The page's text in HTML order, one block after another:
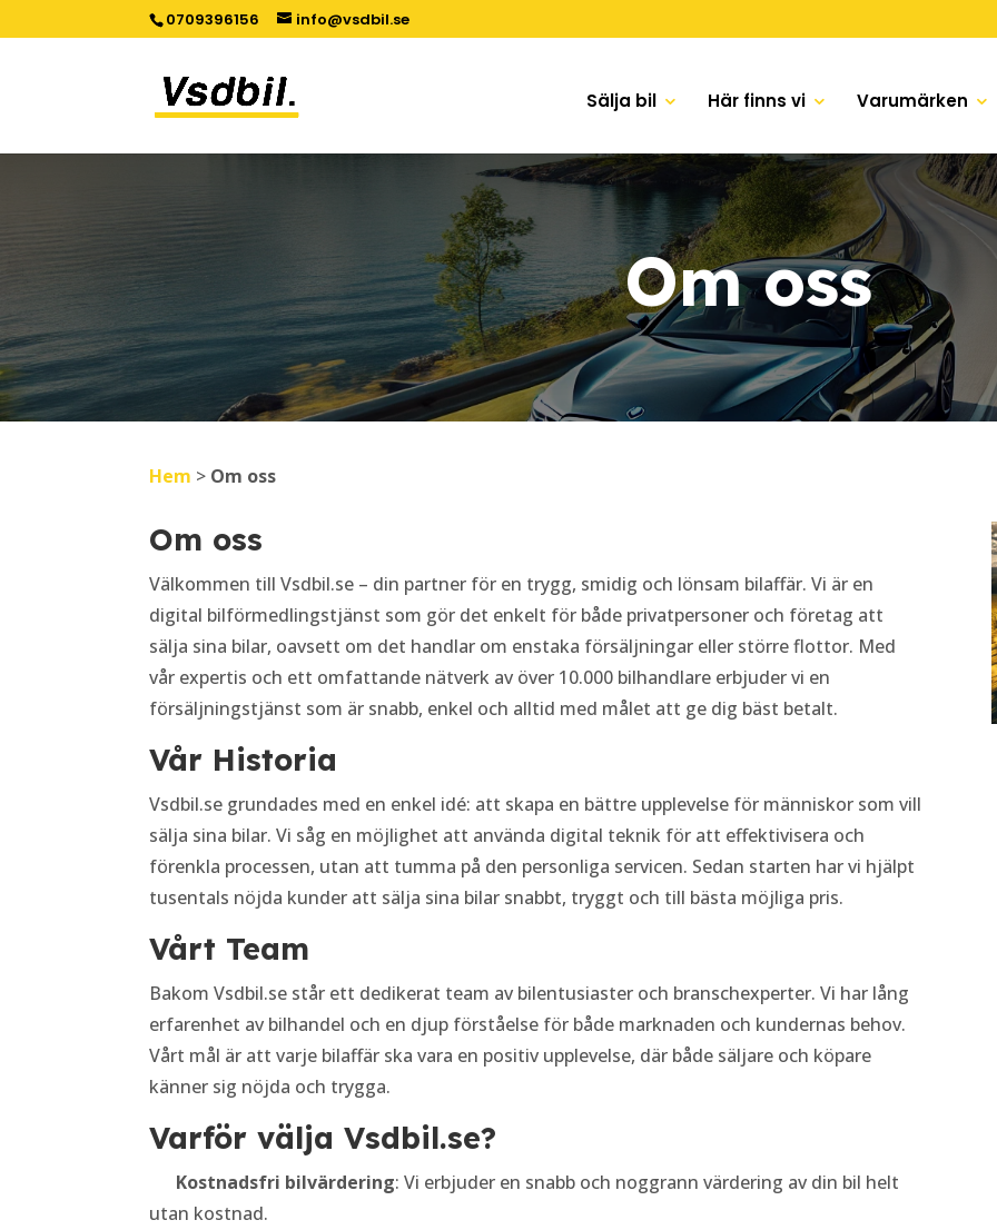
0709396156 info@vsdbil.se
Sälja bil Här finns vi Varumärken
Om oss
Hem > Om oss
Om oss
Välkommen till Vsdbil.se – din partner för en trygg, smidig och lönsam bilaffär. Vi är en
digital bilförmedlingstjänst som gör det enkelt för både privatpersoner och företag att
sälja sina bilar, oavsett om det handlar om enstaka försäljningar eller större flottor. Med
vår expertis och ett omfattande nätverk av över 10.000 bilhandlare erbjuder vi en
försäljningstjänst som är snabb, enkel och alltid med målet att ge dig bäst betalt.
Vår Historia
Vsdbil.se grundades med en enkel idé: att skapa en bättre upplevelse för människor som vill
sälja sina bilar. Vi såg en möjlighet att använda digital teknik för att effektivisera och
förenkla processen, utan att tumma på den personliga servicen. Sedan starten har vi hjälpt
tusentals nöjda kunder att sälja sina bilar snabbt, tryggt och till bästa möjliga pris.
Vårt Team
Bakom Vsdbil.se står ett dedikerat team av bilentusiaster och branschexperter. Vi har lång
erfarenhet av bilhandel och en djup förståelse för både marknaden och kundernas behov.
Vårt mål är att varje bilaffär ska vara en positiv upplevelse, där både säljare och köpare
känner sig nöjda och trygga.
Varför välja Vsdbil.se?
Kostnadsfri bilvärdering: Vi erbjuder en snabb och noggrann värdering av din bil helt
utan kostnad.